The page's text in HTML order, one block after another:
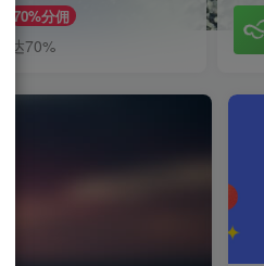
70%分佣
达70%